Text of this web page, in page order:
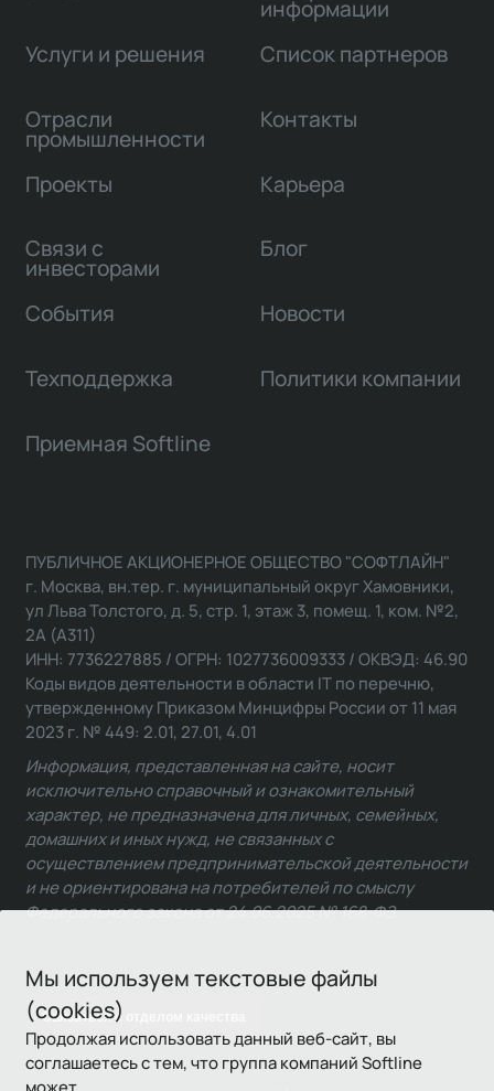
Мы используем текстовые файлы
(cookies)
Продолжая использовать данный веб-сайт, вы
соглашаетесь с тем, что группа компаний Softline
может
Услуги и решения
Отрасли
промышленности
Проекты
Связи с
инвесторами
информации
Список партнеров
Контакты
Карьера
Блог
События Новости
Техподдержка Политики компании
Приемная Softline
Связаться с отделом качества
ПУБЛИЧНОЕ АКЦИОНЕРНОЕ ОБЩЕСТВО "СОФТЛАЙН"
г. Москва, вн.тер. г. муниципальный округ Хамовники,
ул Льва Толстого, д. 5, стр. 1, этаж 3, помещ. 1, ком. №2,
2А (А311)
ИНН: 7736227885 / ОГРН: 1027736009333 / ОКВЭД: 46.90
Коды видов деятельности в области IT по перечню,
утвержденному Приказом Минцифры России от 11 мая
2023 г. № 449: 2.01, 27.01, 4.01
Информация, представленная на сайте, носит
исключительно справочный и ознакомительный
характер, не предназначена для личных, семейных,
домашних и иных нужд, не связанных с
осуществлением предпринимательской деятельности
и не ориентирована на потребителей по смыслу
Федерального закона от 24.06.2025 № 168-ФЗ.